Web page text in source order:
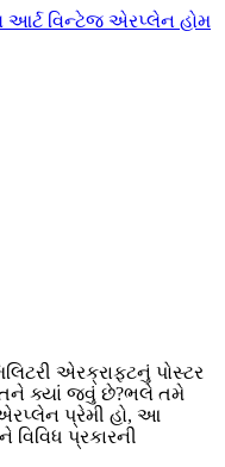
એરક્રાફ્ટનું પોસ્ટર
ક્યાં જવું છે?ભલે તમે
એરપ્લેન પ્રેમી હો, આ
પ્રકારની